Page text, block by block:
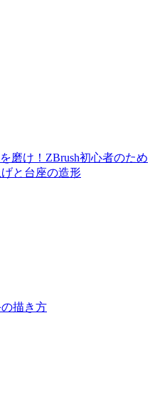
磨け！ZBrush初心者のため
と台座の造形
描き方